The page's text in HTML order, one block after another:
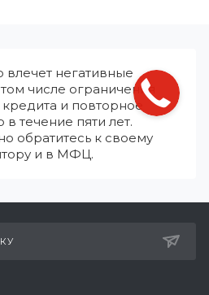
влечет негативные
числе ограничения
и повторное
в течение пяти лет.
обратитесь к своему
и в МФЦ.